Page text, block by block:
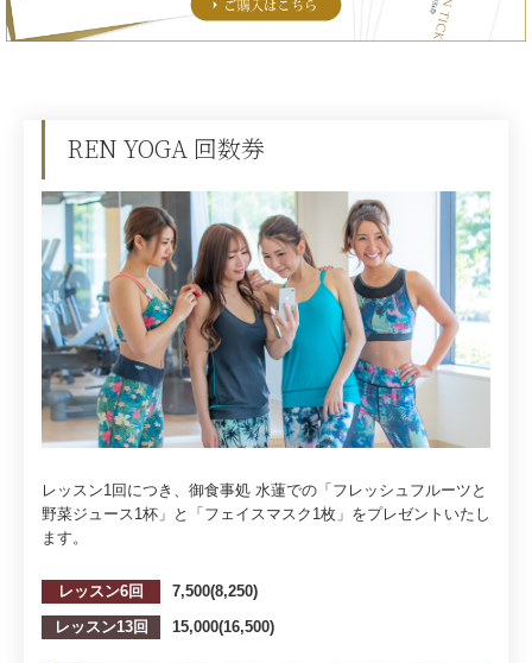
REN YOGA 回数券
レッスン1回につき、御食事処 水蓮での「フレッシュフルーツと
野菜ジュース1杯」と「フェイスマスク1枚」をプレゼントいたし
ます。
レッスン6回
7,500(8,250)
レッスン13回
15,000(16,500)